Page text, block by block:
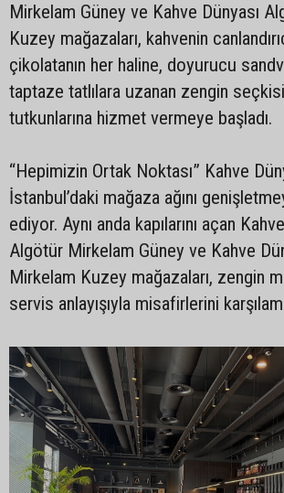
Mirkelam Güney ve Kahve Dünyası
Kuzey mağazaları, kahvenin
çikolatanın her haline, doyurucu
taptaze tatlılara uzanan zengin
tutkunlarına hizmet vermeye başladı.
“Hepimizin Ortak Noktası” Kahve
İstanbul’daki mağaza ağını
ediyor. Aynı anda kapılarını açan
Algötür Mirkelam Güney ve Kahve
Mirkelam Kuzey mağazaları, zengin
servis anlayışıyla misafirlerini